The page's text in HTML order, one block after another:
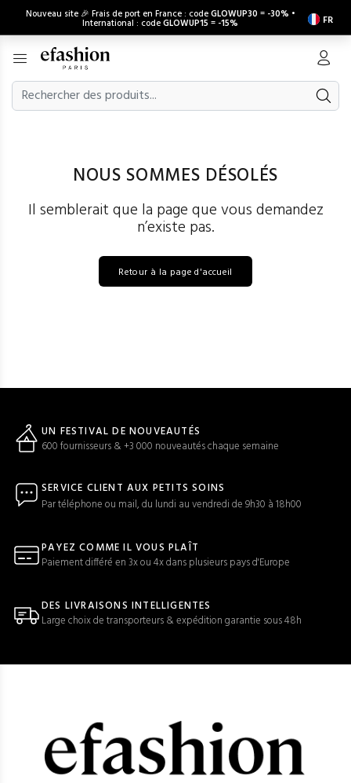
Nouveau site 🎉 Frais de port en France : codeGLOWUP30 = -30% •
International : codeGLOWUP15 = -15% FR
NOUS SOMMES DÉSOLÉS
Il semblerait que la page que vous demandez
n’existe pas.
Retour à la page d'accueil
UN FESTIVAL DE NOUVEAUTÉS
600 fournisseurs & +3 000 nouveautés chaque semaine
SERVICE CLIENT AUX PETITS SOINS
Par téléphone ou mail, du lundi au vendredi de 9h30 à 18h00
PAYEZ COMME IL VOUS PLAÎT
Paiement différé en 3x ou 4x dans plusieurs pays d'Europe
DES LIVRAISONS INTELLIGENTES
Large choix de transporteurs & expédition garantie sous 48h